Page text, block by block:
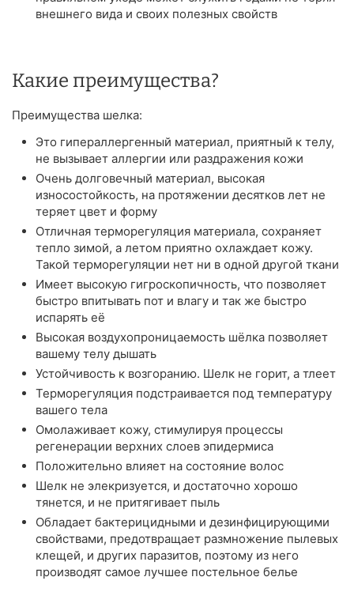
внешнего вида и своих полезных свойств
Какие преимущества?
Преимущества шелка:
Это гипераллергенный материал, приятный к телу,
не вызывает аллергии или раздражения кожи
Очень долговечный материал, высокая
износостойкость, на протяжении десятков лет не
теряет цвет и форму
Отличная терморегуляция материала, сохраняет
тепло зимой, а летом приятно охлаждает кожу.
Такой терморегуляции нет ни в одной другой ткани
Имеет высокую гигроскопичность, что позволяет
быстро впитывать пот и влагу и так же быстро
испарять её
Высокая воздухопроницаемость шёлка позволяет
вашему телу дышать
Устойчивость к возгоранию. Шелк не горит, а тлеет
Терморегуляция подстраивается под температуру
вашего тела
Омолаживает кожу, стимулируя процессы
регенерации верхних слоев эпидермиса
Положительно влияет на состояние волос
Шелк не элекризуется, и достаточно хорошо
тянется, и не притягивает пыль
Обладает бактерицидными и дезинфицирующими
свойствами, предотвращает размножение пылевых
клещей, и других паразитов, поэтому из него
производят самое лучшее постельное белье